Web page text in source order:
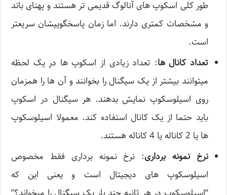
طور کلی اسکوپ های آنالوگ قدیمی تر هستند و پهنای باند
و مشخصات کمتری دارند. اما زمان پاسخگوییشان سریعتر
است.
تعداد کانال ها: تعداد زیادی از اسکوپ ها در یک لحظه
میتوانند بیشتر از یک سیگنال را بخوانند و آن ها را همزمان
روی اسیلوسکوپ نمایش بدهند. هر سیگنال در اسکوپ
باید حتما از یک کانال استفاده کند. معمولا اسیلوسکوپ
ها يا 2 کاناله یا 4 کاناله هستند.
نرخ نمونه برداری: نرخ نمونه برداری فقط مخصوص
اسیلوسکوپ های دیجیتال است و یعنی این که